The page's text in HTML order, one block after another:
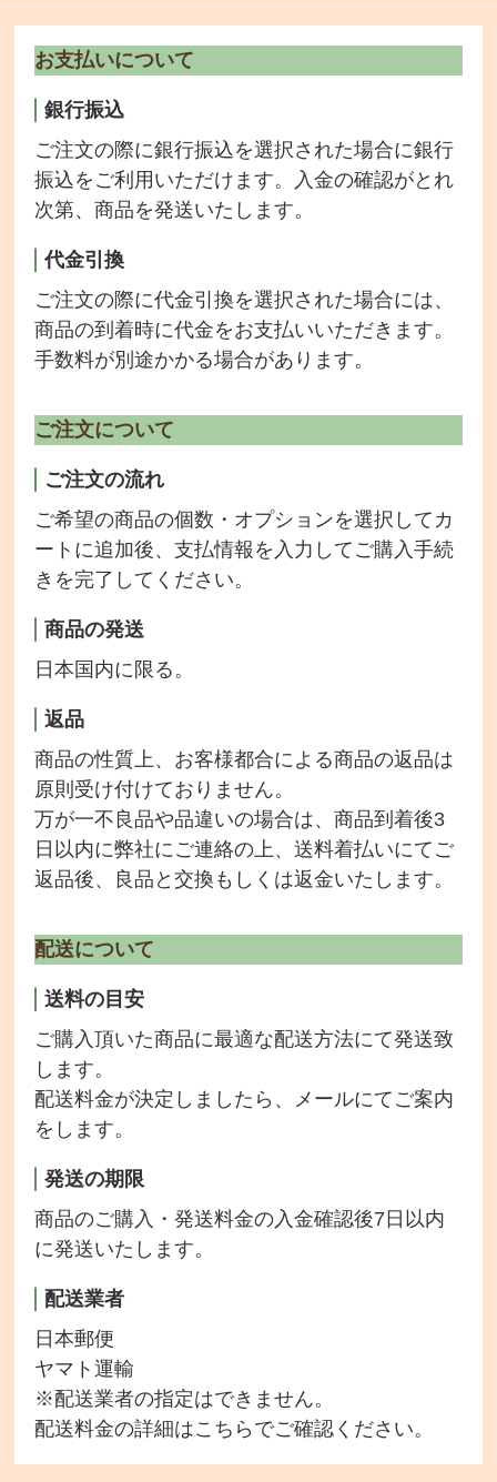
お支払いについて
銀行振込
ご注文の際に銀行振込を選択された場合に銀行
振込をご利用いただけます。入金の確認がとれ
次第、商品を発送いたします。
代金引換
ご注文の際に代金引換を選択された場合には、
商品の到着時に代金をお支払いいただきます。
手数料が別途かかる場合があります。
ご注文について
ご注文の流れ
ご希望の商品の個数・オプションを選択してカ
ートに追加後、支払情報を入力してご購入手続
きを完了してください。
商品の発送
日本国内に限る。
返品
商品の性質上、お客様都合による商品の返品は
原則受け付けておりません。
万が一不良品や品違いの場合は、商品到着後3
日以内に弊社にご連絡の上、送料着払いにてご
返品後、良品と交換もしくは返金いたします。
配送について
送料の目安
ご購入頂いた商品に最適な配送方法にて発送致
します。
配送料金が決定しましたら、メールにてご案内
をします。
発送の期限
商品のご購入・発送料金の入金確認後7日以内
に発送いたします。
配送業者
日本郵便
ヤマト運輸
※配送業者の指定はできません。
配送料金の詳細はこちら でご確認ください。